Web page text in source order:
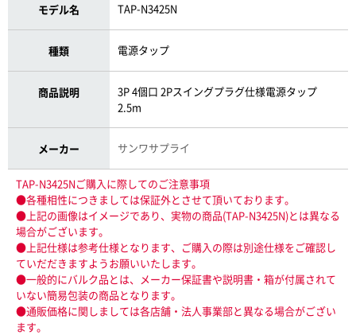
モデル名 TAP-N3425N
種類 電源タップ
商品説明
3P 4個口 2Pスイングプラグ仕様電源タップ
2.5m
メーカー サンワサプライ
TAP-N3425Nご購入に際してのご注意事項
●各種相性につきましては保証外とさせて頂いております。
●上記の画像はイメージであり、実物の商品(TAP-N3425N)とは異なる
場合がございます。
●上記仕様は参考仕様となります、ご購入の際は別途仕様をご確認し
ていだだきますようお願いいたします。
●一般的にバルク品とは、メーカー保証書や説明書・箱が付属されて
いない簡易包装の商品となります。
●通販価格に関しましては各店舗・法人事業部と異なる場合がござい
ます。